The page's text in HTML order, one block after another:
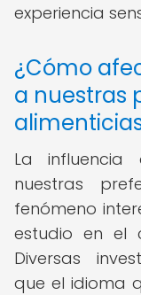
experiencia
¿Cómo
a nuestras
La
nuestras
fenómeno
estudio en el
Diversas
que el idioma